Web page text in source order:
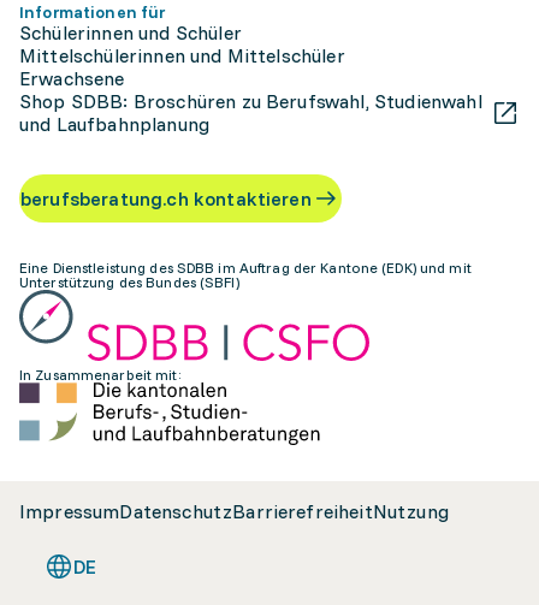
Informationen für
Schülerinnen und Schüler
Mittelschülerinnen und Mittelschüler
Erwachsene
Shop SDBB: Broschüren zu Berufswahl, Studienwahl
und Laufbahnplanung
berufsberatung.ch kontaktieren
Eine Dienstleistung des SDBB im Auftrag der Kantone (EDK) und mit
Unterstützung des Bundes (SBFI)
In Zusammenarbeit mit:
ImpressumDatenschutzBarrierefreiheitNutzung
DE